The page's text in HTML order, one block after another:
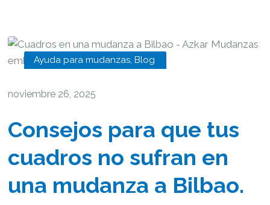
Ayuda para mudanzas, Blog
noviembre 26, 2025
Consejos para que tus
cuadros no sufran en
una mudanza a Bilbao.